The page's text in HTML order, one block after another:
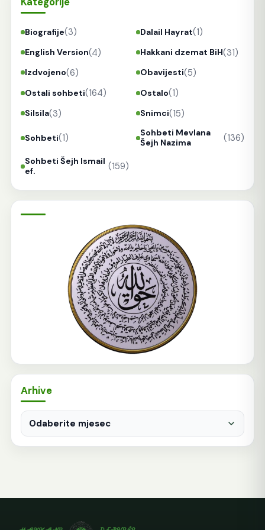
Biografije(3) Dalail Hayrat(1)
English Version(4) Hakkani dzemat BiH(31)
Izdvojeno(6) Obavijesti(5)
Ostali sohbeti(164) Ostalo(1)
Silsila(3) Snimci(15)
Sohbeti(1)
Sohbeti Mevlana
Šejh Nazima
(136)
Sohbeti Šejh Ismail
ef.
(159)
Arhive
Arhive